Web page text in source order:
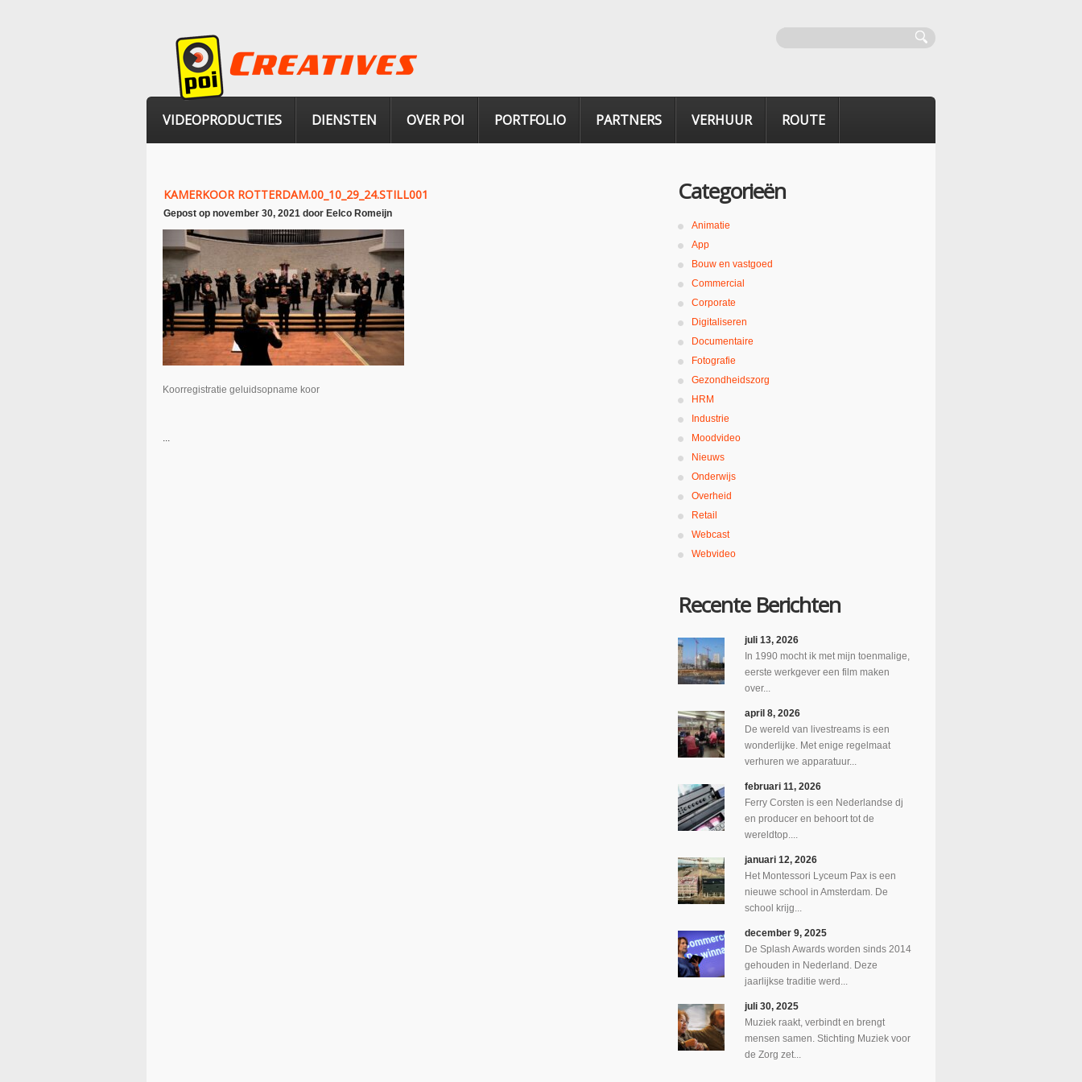
VIDEOPRODUCTIES DIENSTEN OVER POI PORTFOLIO PARTNERS VERHUUR ROUTE
KAMERKOOR ROTTERDAM.00_10_29_24.STILL001
Gepost op november 30, 2021 door Eelco Romeijn
Koorregistratie geluidsopname koor
...
Categorieën
Animatie
App
Bouw en vastgoed
Commercial
Corporate
Digitaliseren
Documentaire
Fotografie
Gezondheidszorg
HRM
Industrie
Moodvideo
Nieuws
Onderwijs
Overheid
Retail
Webcast
Webvideo
Recente Berichten
juli 13, 2026
In 1990 mocht ik met mijn toenmalige,
eerste werkgever een film maken
over...
april 8, 2026
De wereld van livestreams is een
wonderlijke. Met enige regelmaat
verhuren we apparatuur...
februari 11, 2026
Ferry Corsten is een Nederlandse dj
en producer en behoort tot de
wereldtop....
januari 12, 2026
Het Montessori Lyceum Pax is een
nieuwe school in Amsterdam. De
school krijg...
december 9, 2025
De Splash Awards worden sinds 2014
gehouden in Nederland. Deze
jaarlijkse traditie werd...
juli 30, 2025
Muziek raakt, verbindt en brengt
mensen samen. Stichting Muziek voor
de Zorg zet...